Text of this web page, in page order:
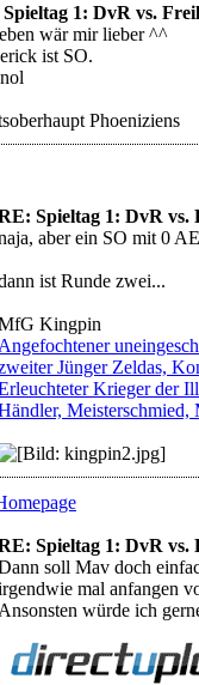
1: DvR vs.
wär mir lieber ^^
ist SO.
Phoeniziens
Spieltag 1: DvR vs.
aber ein SO mit 0
ist Runde zwei...
Kingpin
Angefochtener
Jünger Zeldas,
Krieger der
Spieltag 1: DvR vs.
soll Mav doch
mal anfangen
Ansonsten würde ich